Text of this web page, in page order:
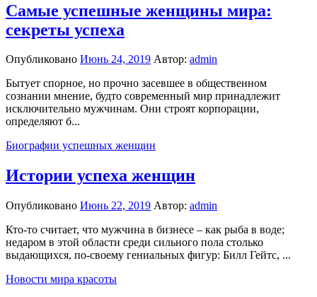
Самые успешные женщины мира:
секреты успеха
Опубликовано Июнь 24, 2019 Автор: admin
Бытует спорное, но прочно засевшее в общественном
сознании мнение, будто современный мир принадлежит
исключительно мужчинам. Они строят корпорации,
определяют б...
Биографии успешных женщин
Истории успеха женщин
Опубликовано Июнь 22, 2019 Автор: admin
Кто-то считает, что мужчина в бизнесе – как рыба в воде;
недаром в этой области среди сильного пола столько
выдающихся, по-своему гениальных фигур: Билл Гейтс, ...
Новости мира красоты